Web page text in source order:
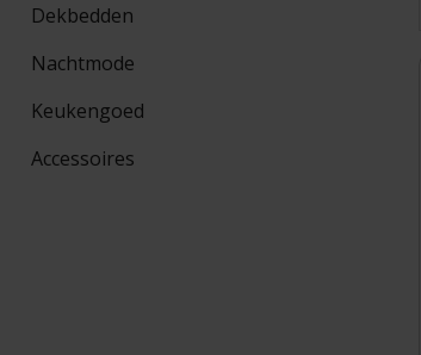
Dekbedden
Nachtmode
Keukengoed
Accessoires